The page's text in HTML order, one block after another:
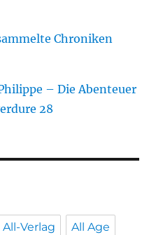
Chroniken
– Die Abenteuer
28
All-Verlag All Age